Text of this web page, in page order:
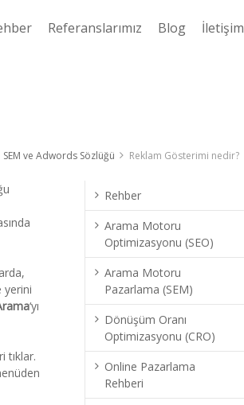
Referanslarımız Blog İletişim
SEM ve Adwords Sözlüğü Reklam Gösterimi nedir?
yerini
‘yı
tıklar.
Rehber
Arama Motoru
Optimizasyonu (SEO)
Arama Motoru
Pazarlama (SEM)
Dönüşüm Oranı
Optimizasyonu (CRO)
Online Pazarlama
Rehberi